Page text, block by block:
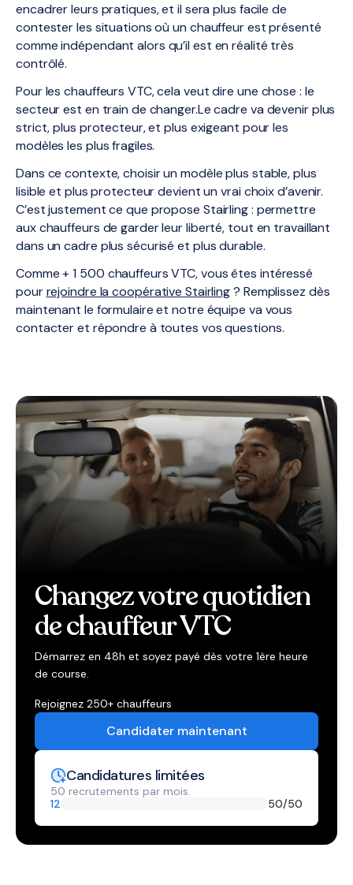
encadrer leurs pratiques, et il sera plus facile de
contester les situations où un chauffeur est présenté
comme indépendant alors qu’il est en réalité très
contrôlé.
Pour les chauffeurs VTC, cela veut dire une chose : le
secteur est en train de changer.Le cadre va devenir plus
strict, plus protecteur, et plus exigeant pour les
modèles les plus fragiles.
Dans ce contexte, choisir un modèle plus stable, plus
lisible et plus protecteur devient un vrai choix d’avenir.
C’est justement ce que propose Stairling : permettre
aux chauffeurs de garder leur liberté, tout en travaillant
dans un cadre plus sécurisé et plus durable.
Comme + 1 500 chauffeurs VTC, vous êtes intéressé
pourrejoindre la coopérative Stairling? Remplissez dès
maintenant le formulaire et notre équipe va vous
contacter et répondre à toutes vos questions.
Changez votre quotidien
de chauffeur VTC
Démarrez en 48h et soyez payé dès votre 1ère heure
de course.
Rejoignez 250+ chauffeurs
Candidater maintenant
Candidatures limitées
50 recrutements par mois.
12
50/50